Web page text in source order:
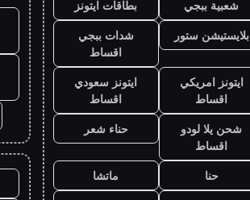
شعبية ببجي
بطاقات ايتونز
بلايستيشن ستور
شدات ببجي
اقساط
ايتونز امريكي
اقساط
ايتونز سعودي
اقساط
شحن يلا لودو
اقساط
حناء شعر
حنا
ماتشا